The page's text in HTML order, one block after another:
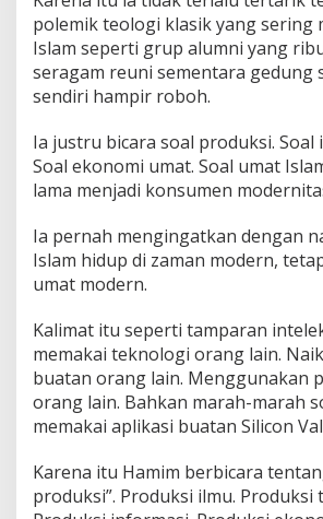
polemik teologi klasik yang sering
Islam seperti grup alumni yang
seragam reuni sementara gedung
sendiri hampir roboh.
Ia justru bicara soal produksi. Soal
Soal ekonomi umat. Soal umat
lama menjadi konsumen
Ia pernah mengingatkan dengan
Islam hidup di zaman modern,
umat modern.
Kalimat itu seperti tamparan
memakai teknologi orang lain.
buatan orang lain. Menggunakan
orang lain. Bahkan marah-marah
memakai aplikasi buatan Silicon
Karena itu Hamim berbicara
produksi”. Produksi ilmu. Produksi